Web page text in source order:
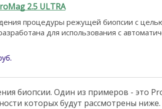
2.5 ULTRA
процедуры режущей биопсии с
для использования с
биопсии. Один из примеров - это
которых будут рассмотрены ниже.